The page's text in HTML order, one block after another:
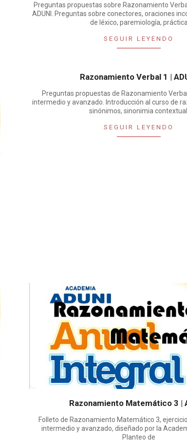
Preguntas propuestas sobre Razonamiento
ADUNI. Preguntas sobre conectores, oraciones
de léxico, paremiología, práctica
SEGUIR LEYENDO
Razonamiento Verbal 1 |
Preguntas propuestas de Razonamiento
intermedio y avanzado. Introducción al curso de
sinónimos, sinonimia
SEGUIR LEYENDO
Razonamiento Matemático 3 |
Folleto de Razonamiento Matemático 3,
intermedio y avanzado, diseñado por la
Planteo de